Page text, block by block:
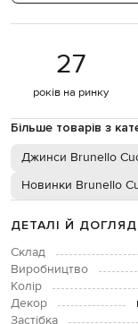
27
років на ринку
Більше товарів з
Джинси Brunello
Новинки Brunello
ДЕТАЛІ Й ДОГЛЯД
Склад
Виробництво
Колір
Декор